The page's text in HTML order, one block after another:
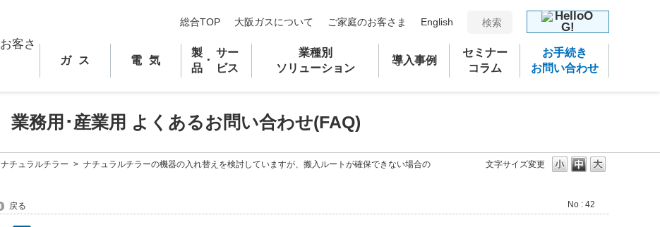
総合TOP 大阪ガスについて ご家庭のお客さま English
ガス 電気
製
品
･
サー
ビス
業種別
ソリューション
導入事例
セミナー
コラム
お手続き
お問い合わせ
業務用 ･ 産業用 よくあるお問い合わせ(FAQ)
文字サイズ変更
ナチュラルチラー > ナチュラルチラーの機器の入れ替えを検討していますが、搬入ルートが確保できない場合の
戻る No : 42